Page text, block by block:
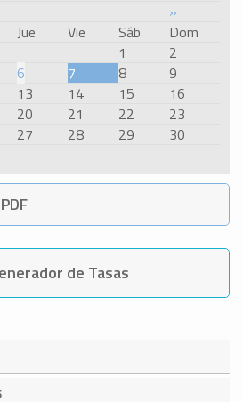
»
Jue Vie Sáb
Dom
1
2
6 7 8
9
13 14 15
16
20 21 22
23
27 28 29
30
de Tasas